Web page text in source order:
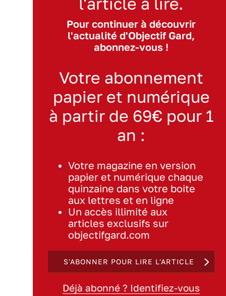
Pour continuer à découvrir
l'actualité d'Objectif Gard,
abonnez-vous !
Votre abonnement
papier et numérique
à partir de 69€ pour 1
an :
Votre magazine en version
papier et numérique chaque
quinzaine dans votre boite
aux lettres et en ligne
Un accès illimité aux
articles exclusifs sur
objectifgard.com
S'ABONNER POUR LIRE L'ARTICLE
Déjà abonné ? Identifiez-vous